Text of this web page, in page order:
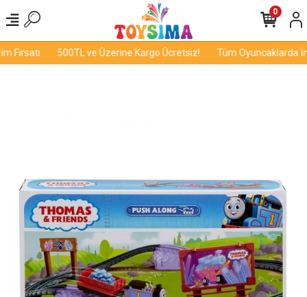
Fırsatı 500TL ve Üzerine Kargo Ücretsiz! Tüm Oyuncaklarda
0